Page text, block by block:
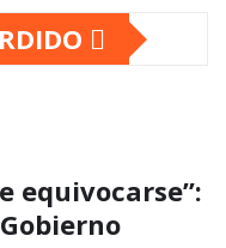
equivocarse”: